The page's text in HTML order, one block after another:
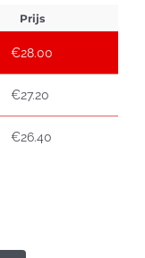
Prijs
€28.00
€27.20
€26.40